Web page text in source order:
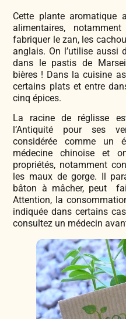
Cette plante aromatique
alimentaires,
fabriquer le zan, les
anglais. On l’utilise aussi
dans le pastis de
bières ! Dans la cuisine
certains plats et entre
cinq épices.
La racine de réglisse
l’Antiquité pour ses
considérée comme
médecine chinoise et
propriétés, notamment
les maux de gorge. Il
bâton à mâcher, peut
Attention, la
indiquée dans certains
consultez un médecin